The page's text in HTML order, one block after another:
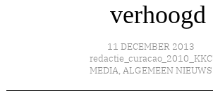
verhoogd
11 DECEMBER 2013
redactie_curacao_2010_KKC
MEDIA, ALGEMEEN NIEUWS